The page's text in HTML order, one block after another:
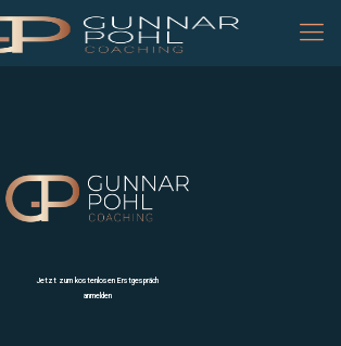
Jetzt zum kostenlosen Erstgespräch
anmelden